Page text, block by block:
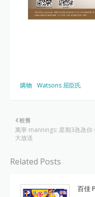
購物 Watsons 屈臣氏
較舊
萬寧 mannings: 星期3氹氹你
大放送
Related Posts
百佳